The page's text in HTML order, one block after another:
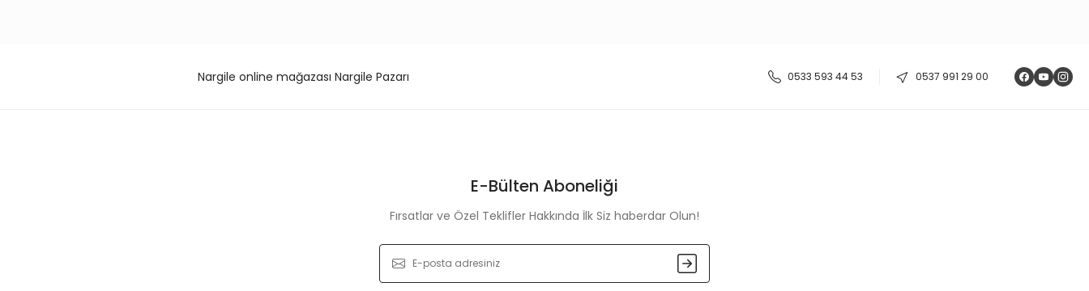
Nargile online mağazası Nargile Pazarı 0533 593 44 53 0537 991 29 00
E-Bülten Aboneliği
Fırsatlar ve Özel Teklifler Hakkında İlk Siz haberdar Olun!